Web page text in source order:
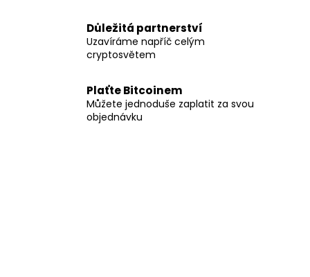
Důležitá partnerství
Uzavíráme napříč celým
cryptosvětem
Plaťte Bitcoinem
Můžete jednoduše zaplatit za svou
objednávku